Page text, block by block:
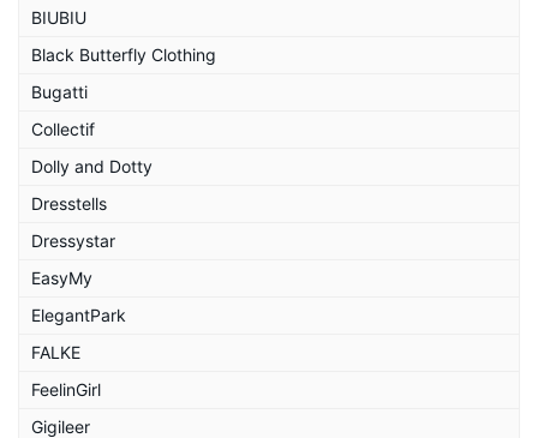
BIUBIU
Black Butterfly Clothing
Bugatti
Collectif
Dolly and Dotty
Dresstells
Dressystar
EasyMy
ElegantPark
FALKE
FeelinGirl
Gigileer